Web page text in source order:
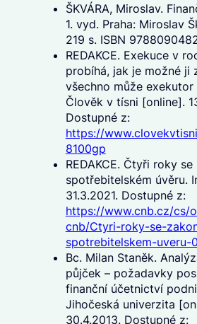
ŠKVÁRA, Miroslav.
1. vyd. Praha: Miroslav
219 s. ISBN
REDAKCE. Exekuce v
probíhá, jak je možné ji
všechno může exekutor
Člověk v tísni [online].
Dostupné z:
https://
8100gp
REDAKCE. Čtyři roky
spotřebitelském úvěru.
31.3.2021. Dostupné z:
https://www.cnb.cz/cs/
cnb/Ctyri-roky-se-
spotrebitelskem-uveru-
Bc. Milan Staněk.
půjček – požadavky
finanční účetnictví
Jihočeská univerzita
30.4.2013. Dostupné z: